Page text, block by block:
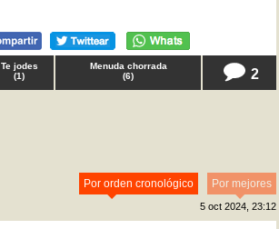
Te jodes
(1)
Menuda chorrada
(6) 2
Por mejores
Por orden cronológico
5 oct 2024, 23:12